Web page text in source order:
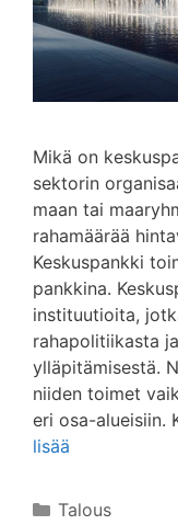
Mikä on
sektorin
maan tai
rahamäärää
Keskuspankki
pankkina.
instituutioita,
rahapolitiikasta
ylläpitämisestä.
niiden toimet
eri osa-alueisiin.
lisää
Kategoriat
Talous